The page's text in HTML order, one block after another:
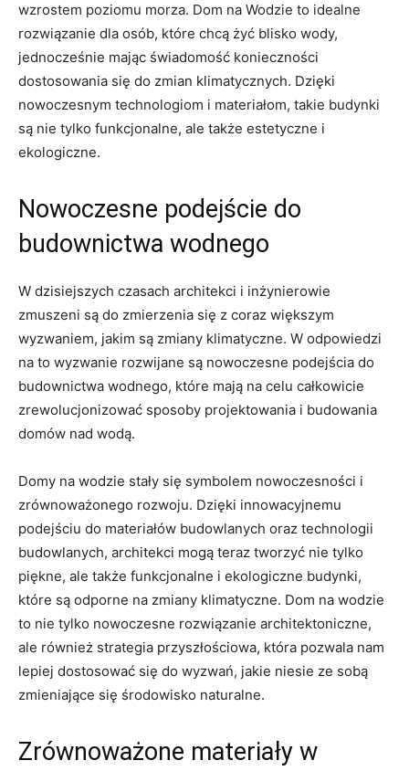
wzrostem poziomu morza. Dom na Wodzie to idealne⁣
rozwiązanie dla‍ osób, które​ chcą żyć⁣ blisko wody,
jednocześnie mając ‍świadomość konieczności
‌dostosowania się do zmian klimatycznych. Dzięki
nowoczesnym technologiom ⁢i materiałom, takie budynki
są nie tylko funkcjonalne, ale także estetyczne​ i
ekologiczne.
Nowoczesne podejście do
budownictwa wodnego
W dzisiejszych​ czasach architekci⁤ i inżynierowie
zmuszeni są do ​zmierzenia⁣ się z coraz większym
wyzwaniem, jakim są‌ zmiany ‍klimatyczne. W odpowiedzi
na to⁤ wyzwanie​ rozwijane​ są nowoczesne podejścia do
budownictwa wodnego, które⁣ mają​ na celu całkowicie
zrewolucjonizować sposoby projektowania i budowania‍
domów nad wodą.
Domy na⁤ wodzie stały⁣ się symbolem nowoczesności i
zrównoważonego rozwoju. ⁣Dzięki ​innowacyjnemu
podejściu do materiałów budowlanych oraz technologii
budowlanych, architekci mogą teraz tworzyć nie ‌tylko
piękne, ale także‌ funkcjonalne i ekologiczne budynki, ​
które​ są odporne⁤ na zmiany klimatyczne. Dom na ⁤wodzie
⁤to nie tylko nowoczesne rozwiązanie architektoniczne,
ale ‌również⁤ strategia przyszłościowa, która ⁣pozwala nam
⁣lepiej⁤ dostosować się do wyzwań,⁤ jakie niesie ze sobą
zmieniające się środowisko naturalne.
Zrównoważone​ materiały w